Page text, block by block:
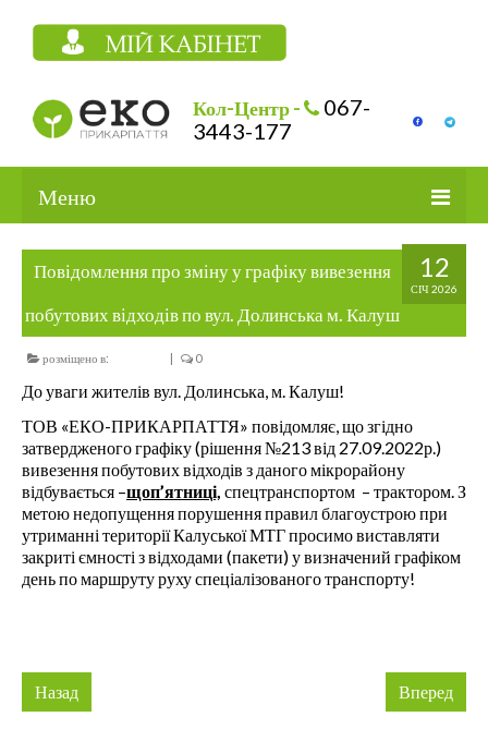
Кол-Центр -
067-
3443-177
Меню
ПОСЛУГИ
СОРТУВАННЯ ВІДХОДІВ
ПРО КОМПАНІЮ
КОНТАКТИ
12
СІЧ 2026
Повідомлення про зміну у графіку вивезення
побутових відходів по вул. Долинська м. Калуш
розміщено в: | 0
До уваги жителів вул. Долинська, м. Калуш!
ТОВ «ЕКО-ПРИКАРПАТТЯ» повідомляє, що згідно
затвердженого графіку (рішення №213 від 27.09.2022р.)
вивезення побутових відходів з даного мікрорайону
відбувається –щоп’ятниці, спецтранспортом – трактором. З
метою недопущення порушення правил благоустрою при
утриманні території Калуської МТГ просимо виставляти
закриті ємності з відходами (пакети) у визначений графіком
день по маршруту руху спеціалізованого транспорту!
Назад Вперед